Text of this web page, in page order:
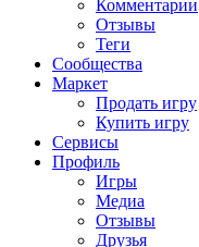
Комментарии
Отзывы
Теги
Сообщества
Маркет
Продать игру
Купить игру
Сервисы
Профиль
Игры
Медиа
Отзывы
Друзья